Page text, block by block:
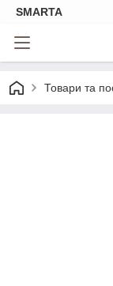
SMARTA
Товари та